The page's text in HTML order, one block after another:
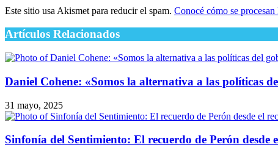
Este sitio usa Akismet para reducir el spam. Conocé cómo se
Artículos Relacionados
Daniel Cohene: «Somos la alternativa a las políticas
31 mayo, 2025
Sinfonía del Sentimiento: El recuerdo de Perón desde